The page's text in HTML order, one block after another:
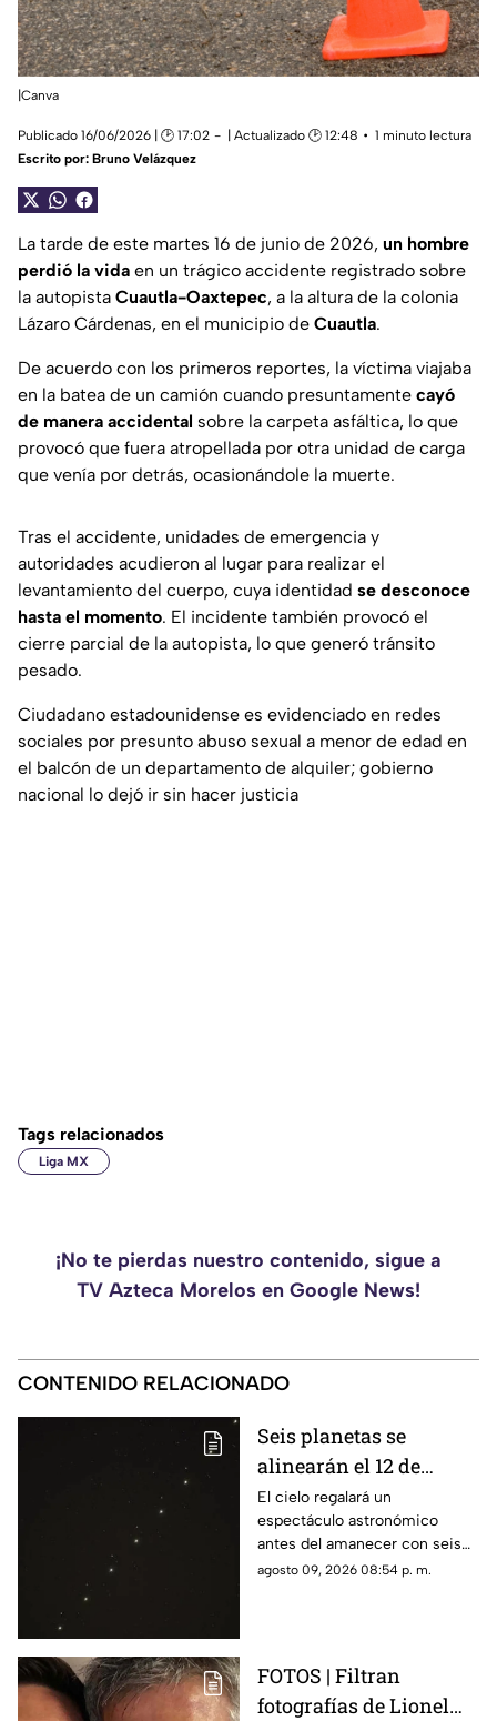
|Canva
Publicado 16/06/2026 | 🕑 17:02 | Actualizado 🕑 12:48
1 minuto lectura
Escrito por: Bruno Velázquez
La tarde de este martes 16 de junio de 2026, un hombre
perdió la vida en un trágico accidente registrado sobre
la autopista Cuautla-Oaxtepec, a la altura de la colonia
Lázaro Cárdenas, en el municipio de Cuautla.
De acuerdo con los primeros reportes, la víctima viajaba
en la batea de un camión cuando presuntamente cayó
de manera accidental sobre la carpeta asfáltica, lo que
provocó que fuera atropellada por otra unidad de carga
que venía por detrás, ocasionándole la muerte.
Tras el accidente, unidades de emergencia y
autoridades acudieron al lugar para realizar el
levantamiento del cuerpo, cuya identidad se desconoce
hasta el momento. El incidente también provocó el
cierre parcial de la autopista, lo que generó tránsito
pesado.
Ciudadano estadounidense es evidenciado en redes
sociales por presunto abuso sexual a menor de edad en
el balcón de un departamento de alquiler; gobierno
nacional lo dejó ir sin hacer justicia
Tags relacionados
Liga MX
¡No te pierdas nuestro contenido, sigue a
TV Azteca Morelos en Google News!
CONTENIDO RELACIONADO
Seis planetas se
alinearán el 12 de
agosto: así podrás
observar el fenómeno
desde Morelos
El cielo regalará un
espectáculo astronómico
antes del amanecer con seis
planetas visibles desde
agosto 09, 2026 08:54 p. m.
FOTOS | Filtran
fotografías de Lionel